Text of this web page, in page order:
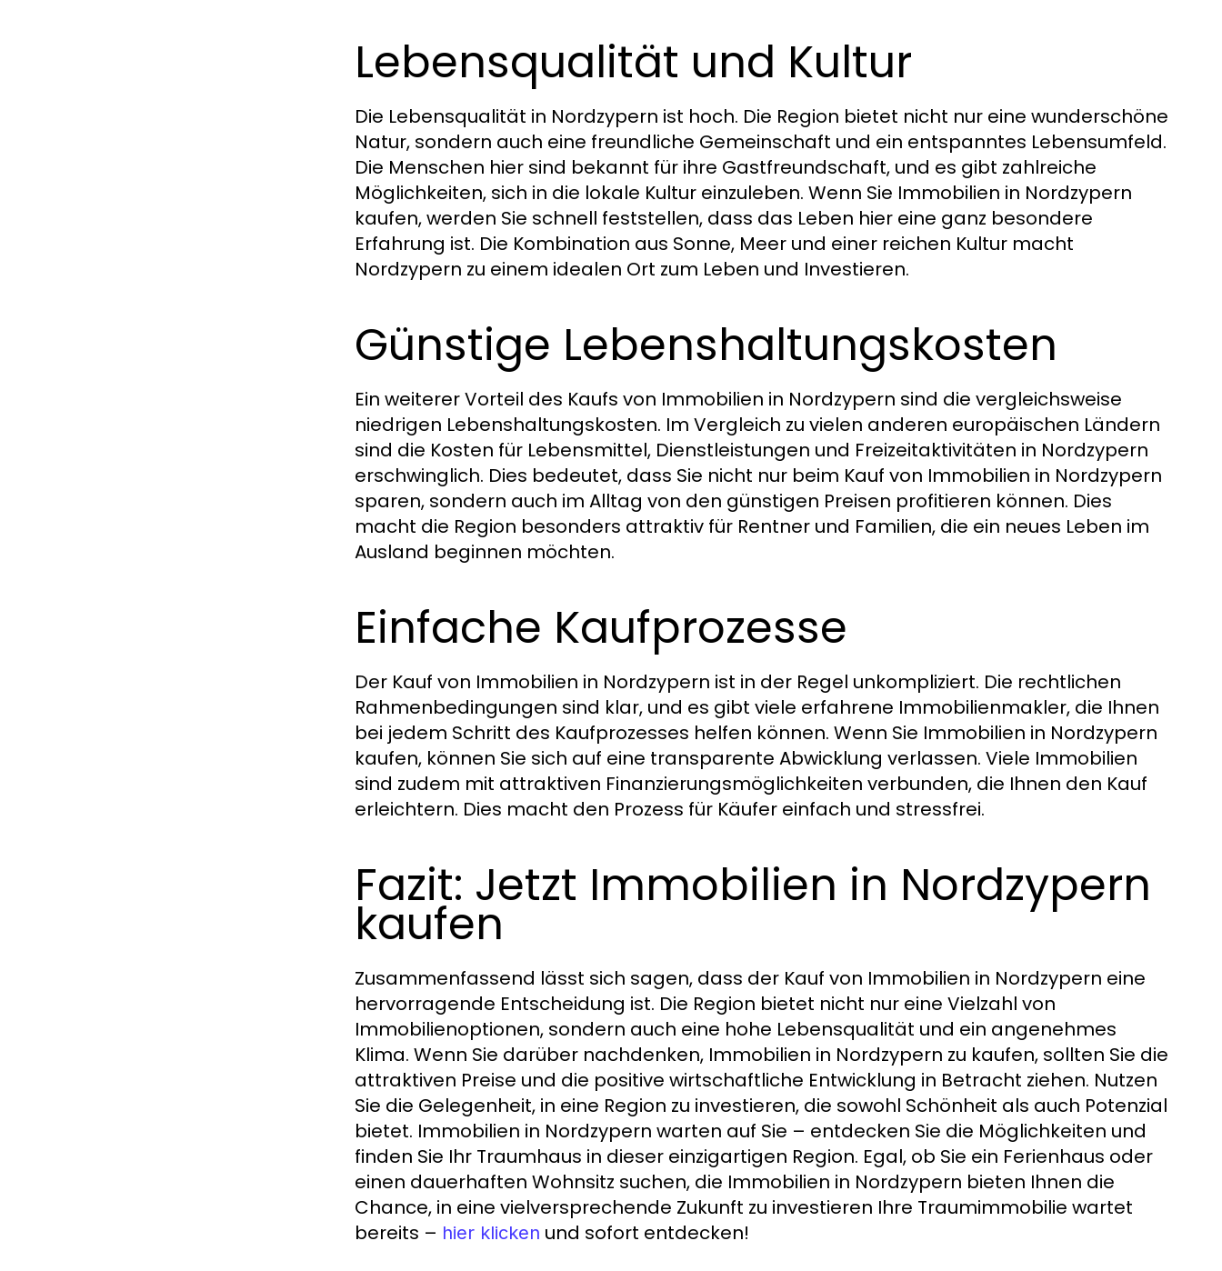
Lebensqualität und Kultur
Die Lebensqualität in Nordzypern ist hoch. Die Region bietet nicht nur eine wunderschöne
Natur, sondern auch eine freundliche Gemeinschaft und ein entspanntes Lebensumfeld.
Die Menschen hier sind bekannt für ihre Gastfreundschaft, und es gibt zahlreiche
Möglichkeiten, sich in die lokale Kultur einzuleben. Wenn Sie Immobilien in Nordzypern
kaufen, werden Sie schnell feststellen, dass das Leben hier eine ganz besondere
Erfahrung ist. Die Kombination aus Sonne, Meer und einer reichen Kultur macht
Nordzypern zu einem idealen Ort zum Leben und Investieren.
Günstige Lebenshaltungskosten
Ein weiterer Vorteil des Kaufs von Immobilien in Nordzypern sind die vergleichsweise
niedrigen Lebenshaltungskosten. Im Vergleich zu vielen anderen europäischen Ländern
sind die Kosten für Lebensmittel, Dienstleistungen und Freizeitaktivitäten in Nordzypern
erschwinglich. Dies bedeutet, dass Sie nicht nur beim Kauf von Immobilien in Nordzypern
sparen, sondern auch im Alltag von den günstigen Preisen profitieren können. Dies
macht die Region besonders attraktiv für Rentner und Familien, die ein neues Leben im
Ausland beginnen möchten.
Einfache Kaufprozesse
Der Kauf von Immobilien in Nordzypern ist in der Regel unkompliziert. Die rechtlichen
Rahmenbedingungen sind klar, und es gibt viele erfahrene Immobilienmakler, die Ihnen
bei jedem Schritt des Kaufprozesses helfen können. Wenn Sie Immobilien in Nordzypern
kaufen, können Sie sich auf eine transparente Abwicklung verlassen. Viele Immobilien
sind zudem mit attraktiven Finanzierungsmöglichkeiten verbunden, die Ihnen den Kauf
erleichtern. Dies macht den Prozess für Käufer einfach und stressfrei.
Fazit: Jetzt Immobilien in Nordzypern
kaufen
Zusammenfassend lässt sich sagen, dass der Kauf von Immobilien in Nordzypern eine
hervorragende Entscheidung ist. Die Region bietet nicht nur eine Vielzahl von
Immobilienoptionen, sondern auch eine hohe Lebensqualität und ein angenehmes
Klima. Wenn Sie darüber nachdenken, Immobilien in Nordzypern zu kaufen, sollten Sie die
attraktiven Preise und die positive wirtschaftliche Entwicklung in Betracht ziehen. Nutzen
Sie die Gelegenheit, in eine Region zu investieren, die sowohl Schönheit als auch Potenzial
bietet. Immobilien in Nordzypern warten auf Sie – entdecken Sie die Möglichkeiten und
finden Sie Ihr Traumhaus in dieser einzigartigen Region. Egal, ob Sie ein Ferienhaus oder
einen dauerhaften Wohnsitz suchen, die Immobilien in Nordzypern bieten Ihnen die
Chance, in eine vielversprechende Zukunft zu investieren Ihre Traumimmobilie wartet
bereits – hier klicken und sofort entdecken!